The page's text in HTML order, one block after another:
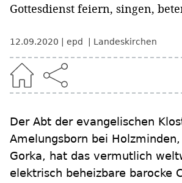
Gottesdienst feiern, singen,
12.09.2020 epd Landeskirchen
Der Abt der evangelischen
Amelungsborn bei Holzminden,
Gorka, hat das vermutlich
elektrisch beheizbare barocke